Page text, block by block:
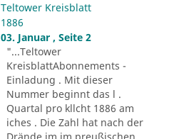
Teltower Kreisblatt
1886
03. Januar , Seite 2
"...Teltower
KreisblattAbonnements -
Einladung . Mit dieser
Nummer beginnt das l .
Quartal pro kllcht 1886 am
iches . Die Zahl hat nach der